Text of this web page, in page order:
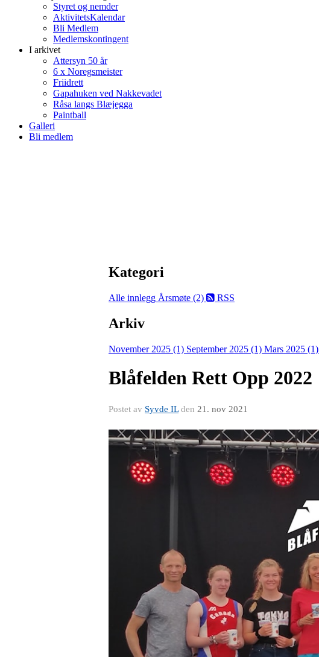
Styret og nemder
AktivitetsKalendar
Bli Medlem
Medlemskontingent
I arkivet
Attersyn 50 år
6 x Noregsmeister
Friidrett
Gapahuken ved Nakkevadet
Råsa langs Blæjegga
Paintball
Galleri
Bli medlem
Kategori
Alle innlegg Årsmøte (2) RSS
Arkiv
November 2025 (1) September 2025 (1) Mars 2025 (1)
Blåfelden Rett Opp 2022
Postet av Syvde ILden 21. nov 2021